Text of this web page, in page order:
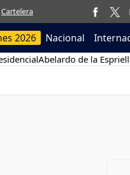
Cartelera
2026 Nacional
Abelardo de la